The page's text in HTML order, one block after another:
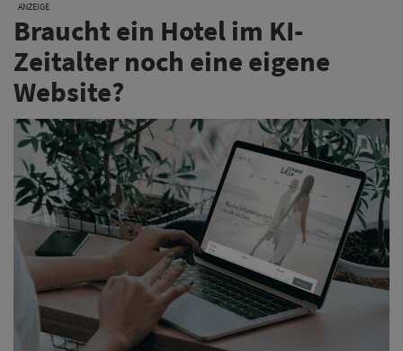
ANZEIGE
Braucht ein Hotel im KI-
Zeitalter noch eine eigene
Website?